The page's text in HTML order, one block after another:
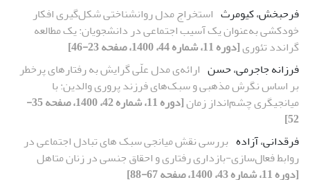
فرحبخش، کیومرث استخراج مدل روانشناختی شکل‌گیری افکار
خودکشی به‌عنوان یک آسیب اجتماعی در دانشجویان: یک مطالعه
گراندد تئوری[دوره 11، شماره 44، 1400، صفحه 23-46]
فرزانه جاجرمی، حسن ارائه‌ی مدل علّی گرایش به رفتارهای پرخطر
بر اساس نگرش مذهبی و سبک‌های فرزند پروری والدین: با
میانجیگری چشم‌انداز زمان
[دوره 11، شماره 42، 1400، صفحه 35-
52]
فرقدانی، آزاده بررسی نقش میانجی سبک های تبادل اجتماعی در
روابط فعال‌سازی-بازداری رفتاری و احقاق جنسی در زنان متاهل
[دوره 11، شماره 43، 1400، صفحه 67-88]